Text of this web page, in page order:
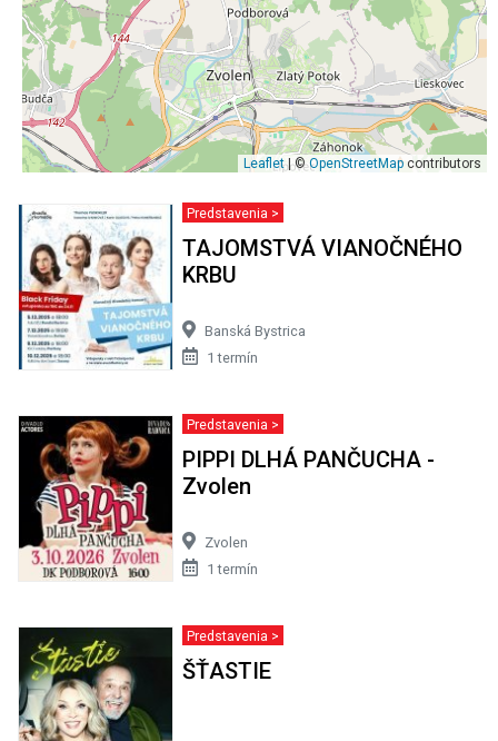
Leaflet| ©OpenStreetMapcontributors
Predstavenia >
TAJOMSTVÁ VIANOČNÉHO
KRBU
Banská Bystrica
1 termín
Predstavenia >
PIPPI DLHÁ PANČUCHA -
Zvolen
Zvolen
1 termín
Predstavenia >
ŠŤASTIE